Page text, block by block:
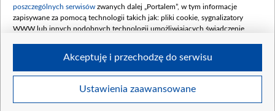
Komentarze
regulamin tvp.pl pomoc polityka prywatności
zgody
redakcja newsletter kontakt
poszczególnych serwisów zwanych dalej „Portalem”, w tym informacje
zapisywane za pomocą technologii takich jak: pliki cookie, sygnalizatory
WWW lub innych podobnych technologii umożliwiających świadczenie
Twoje dane osobowe zbierane podczas odwiedzania przez Ciebie
Ustawienia zaawansowane
Akceptuję i przechodzę do serwisu